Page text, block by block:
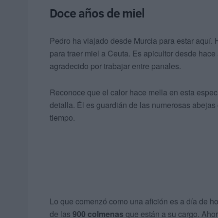
Doce años de miel
Pedro ha viajado desde Murcia para estar
para traer miel a Ceuta. Es apicultor desde
agradecido por trabajar entre panales.
Reconoce que el calor hace mella en esta
detalla. Él es guardián de las numerosas
tiempo.
Lo que comenzó como una afición es a día de
de las 900 colmenas que están a su cargo.